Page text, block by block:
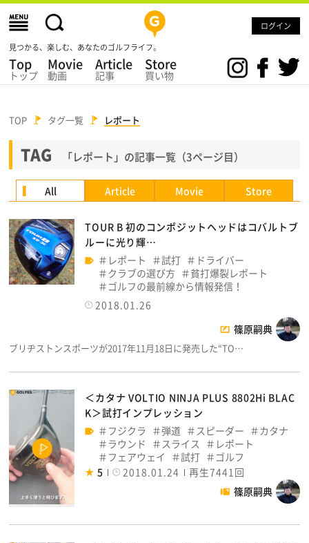
ログイン
見つかる、楽しむ、あなたのゴルフライフ。
Top
トップ
Movie
動画
Article
記事
Store
買い物
TOP タグ一覧 レポート
TAG 「レポート」の記事一覧（3ページ目）
All Article Movie Store
TOUR B 初のコンポジットヘッドはコバルトブ
ルーに光り輝…
レポート
試打
ドライバー
クラブの選び方
貧打爆裂レポート
ゴルフの最前線から情報発信！
2018.01.26
篠原嗣典
ブリヂストンスポーツが2017年11月18日に発売した“TO…
＜カタナ VOLTIO NINJA PLUS 8802Hi BLAC
K＞試打インプレッション
フジクラ
弾道 スピーダー
カタナ
ラウンド
スライス
レポート
フェアウェイ
試打
ゴルフ
5
2018.01.24
再生7441回
篠原嗣典